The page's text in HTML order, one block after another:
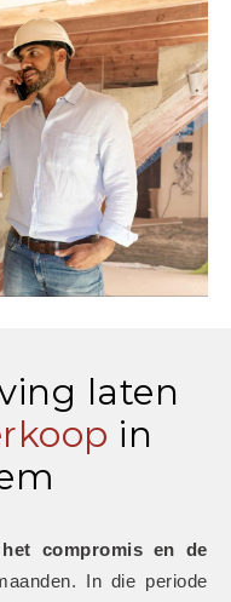
laten
in
compromis en de
In die periode